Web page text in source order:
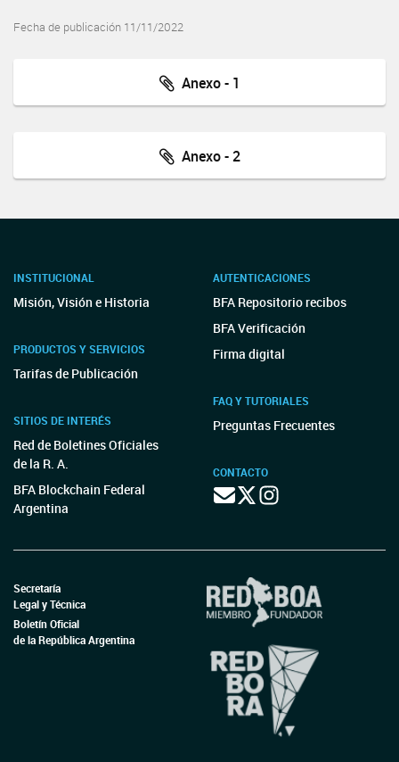
Fecha de publicación 11/11/2022
Anexo - 1
Anexo - 2
INSTITUCIONAL
Misión, Visión e Historia
PRODUCTOS Y SERVICIOS
Tarifas de Publicación
SITIOS DE INTERÉS
Red de Boletines Oficiales
de la R. A.
BFA Blockchain Federal
Argentina
AUTENTICACIONES
BFA Repositorio recibos
BFA Verificación
Firma digital
FAQ Y TUTORIALES
Preguntas Frecuentes
CONTACTO
Secretaría
Legal y Técnica
Boletín Oficial
de la República Argentina